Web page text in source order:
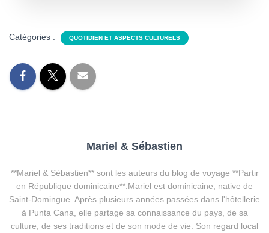
Catégories : QUOTIDIEN ET ASPECTS CULTURELS
Mariel & Sébastien
**Mariel & Sébastien** sont les auteurs du blog de voyage **Partir
en République dominicaine**.Mariel est dominicaine, native de
Saint-Domingue. Après plusieurs années passées dans l'hôtellerie
à Punta Cana, elle partage sa connaissance du pays, de sa
culture, de ses traditions et de son mode de vie. Son regard local